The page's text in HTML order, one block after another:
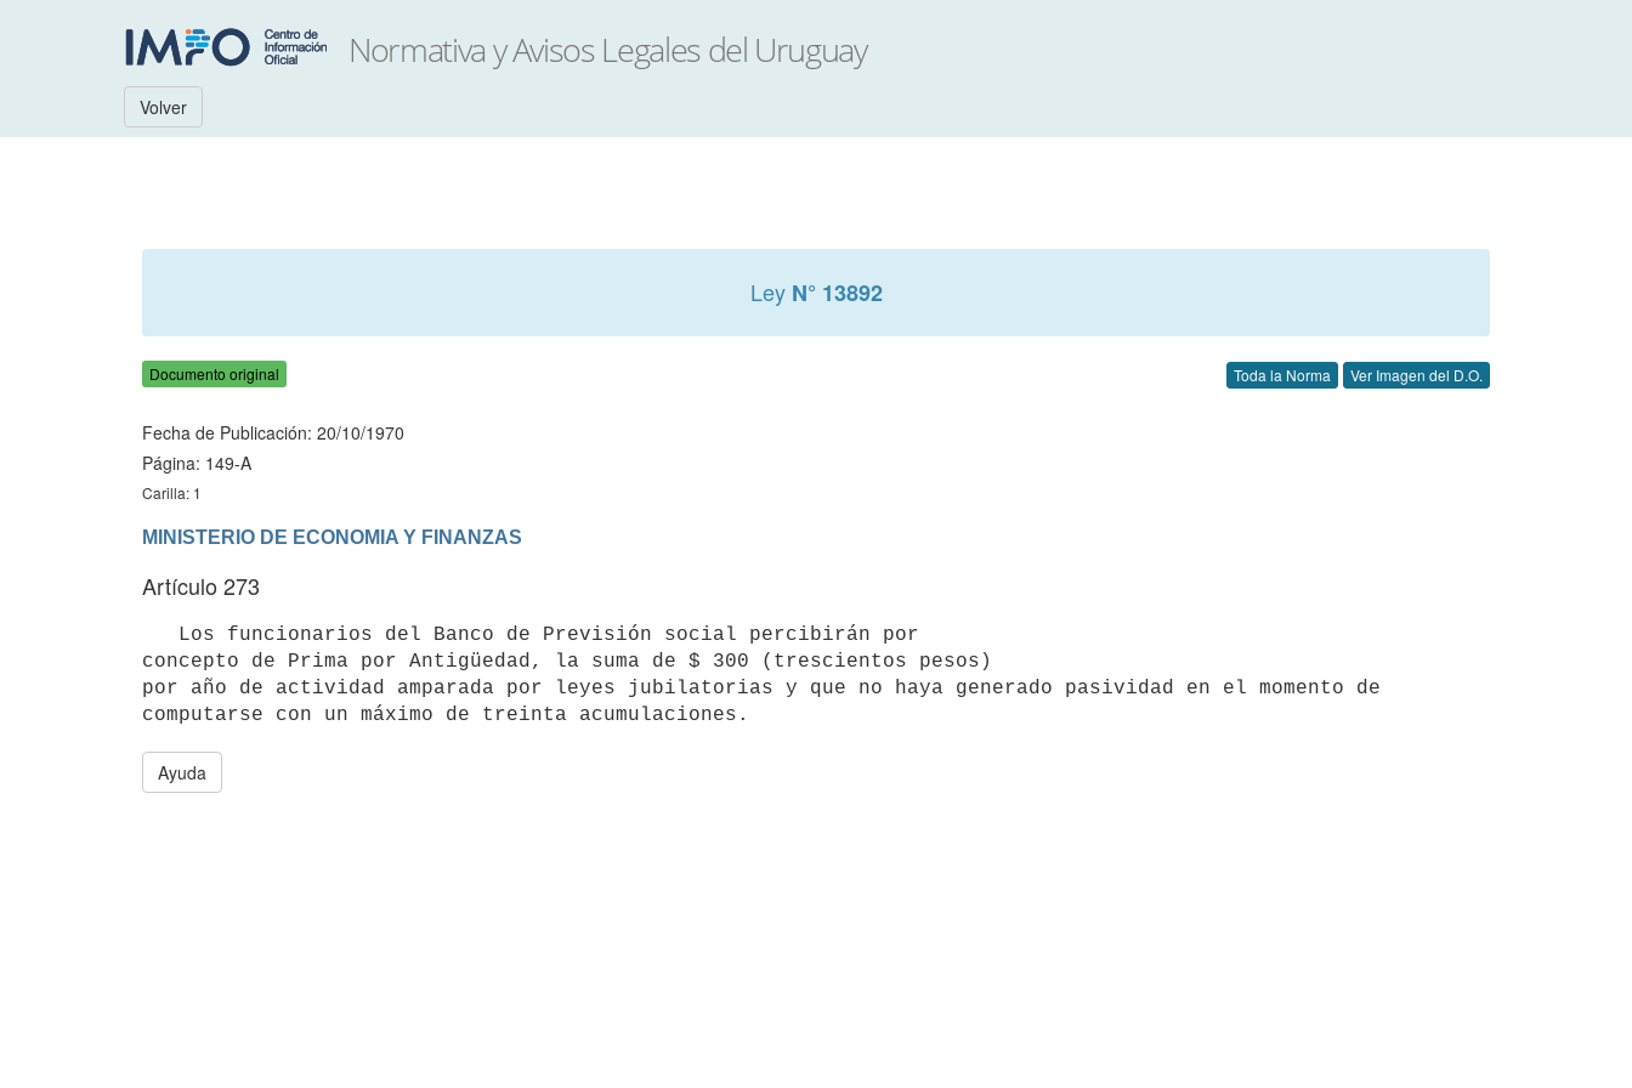
Volver
Ley N° 13892
Documento original Toda la Norma Ver Imagen del D.O.
Fecha de Publicación: 20/10/1970
Página: 149-A
Carilla: 1
MINISTERIO DE ECONOMIA Y FINANZAS
Artículo 273
concepto de Prima por Antigüedad, la suma de $ 300 (trescientos pesos)
por año de actividad amparada por leyes jubilatorias y que no haya generado pasividad en el momento de
Ayuda